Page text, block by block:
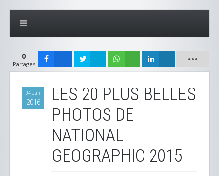
0
Partages
04 Jan
2016
LES 20 PLUS BELLES
PHOTOS DE
NATIONAL
GEOGRAPHIC 2015